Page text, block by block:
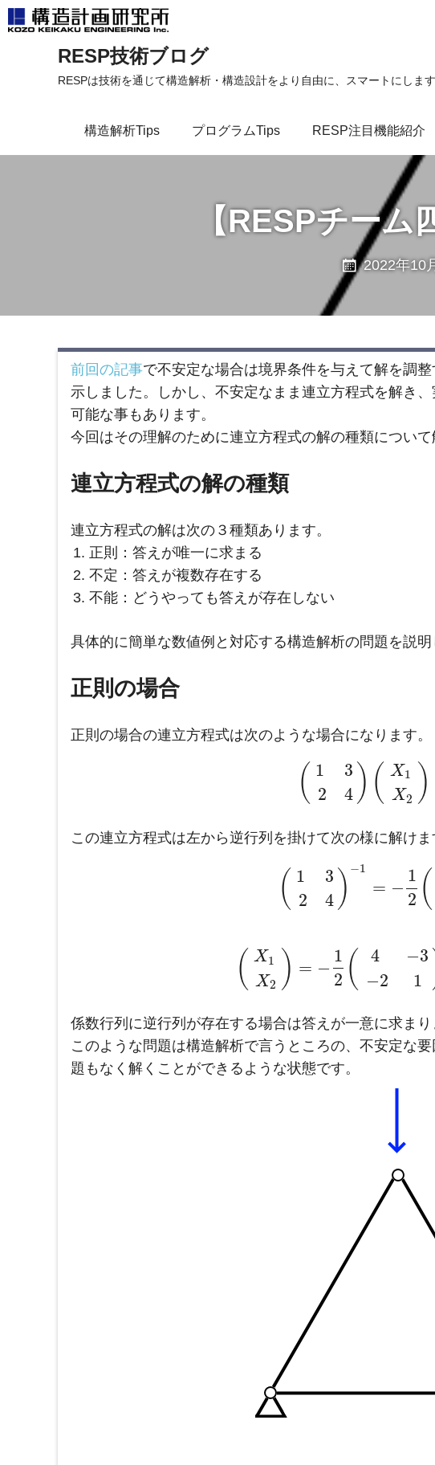
ス
RESP技術ブログ
RESPは技術を通じて構造解析・構造設計をより自由に、スマートにします
構造解析Tips プログラムTips RESP注目機能紹介
【RESPチーム
2022年10
前回の記事で不安定な場合は境界条件を与えて解を調
示しました。しかし、不安定なまま連立方程式を解き
可能な事もあります。
今回はその理解のために連立方程式の解の種類について
連立方程式の解の種類
連立方程式の解は次の３種類あります。
正則：答えが唯一に求まる
不定：答えが複数存在する
不能：どうやっても答えが存在しない
具体的に簡単な数値例と対応する構造解析の問題を説明
正則の場合
正則の場合の連立方程式は次のような場合になります。
( 1
2
3
4 ) ( X1
X2 )
この連立方程式は左から逆行列を掛けて次の様に解けま
( 1
2
3
4 ) −1
= −
1
2 (
( X1
X2 ) = −
1
2 (
4
−2
−3
1
係数行列に逆行列が存在する場合は答えが一意に求まり
このような問題は構造解析で言うところの、不安定な
題もなく解くことができるような状態です。